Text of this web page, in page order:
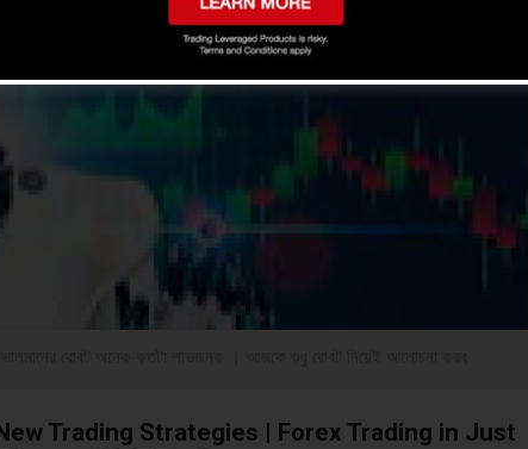
Trading Strategies | Forex Trading in Just